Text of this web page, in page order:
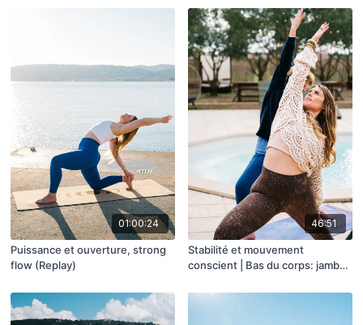
01:00:24
Puissance et ouverture, strong
flow (Replay)
46:51
Stabilité et mouvement
conscient | Bas du corps: jambes